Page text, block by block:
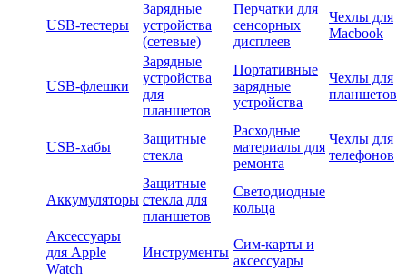
USB-тестеры
Зарядные
устройства
(сетевые)
Перчатки для
сенсорных
дисплеев
Чехлы для
Macbook
USB-флешки
Зарядные
устройства
для
планшетов
Портативные
зарядные
устройства
Чехлы для
планшетов
USB-хабы
Защитные
стекла
Расходные
материалы для
ремонта
Чехлы для
телефонов
Аккумуляторы
Защитные
стекла для
планшетов
Светодиодные
кольца
Аксессуары
для Apple
Watch
Инструменты
Сим-карты и
аксессуары